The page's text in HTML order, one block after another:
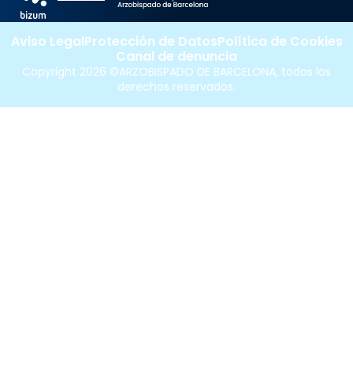
Copyright 2026 ©ARZOBISPADO DE BARCELONA, todos los
derechos reservados.
Aviso LegalProtección de DatosPolítica de Cookies
Canal de denuncia